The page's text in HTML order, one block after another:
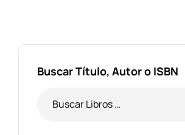
Buscar Título, Autor o ISBN